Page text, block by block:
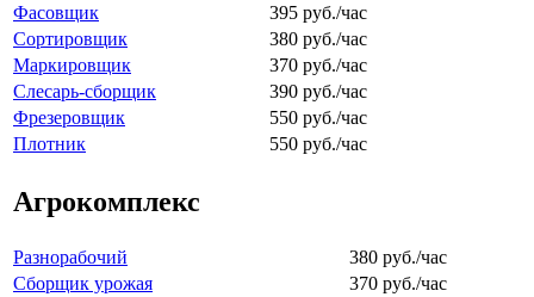
Фасовщик
395 руб./час
Сортировщик
380 руб./час
Маркировщик
370 руб./час
Слесарь-сборщик
390 руб./час
Фрезеровщик
550 руб./час
Плотник
550 руб./час
Агрокомплекс
Разнорабочий
380 руб./час
Сборщик урожая
370 руб./час